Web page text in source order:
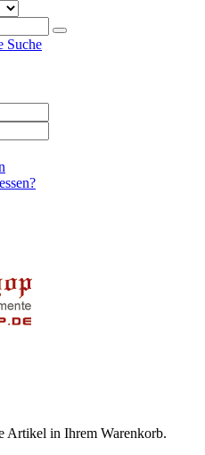
Suche
Artikel in Ihrem Warenkorb.